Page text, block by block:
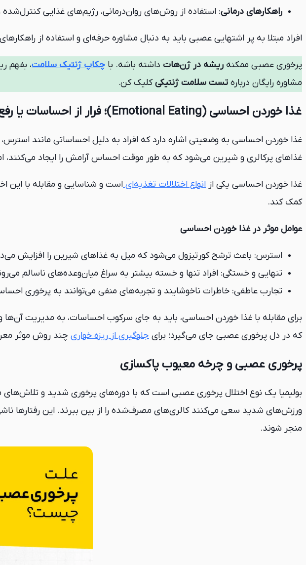
راهکارهای درمانی: استفاده از روش‌های روان‌درمانی، رژیم‌های غذایی
افراد مبتلا به پر اشتهایی عصبی باید به دنبال مشاوره حرفه‌ای و استفاده از
پرخوری عصبی ممکنه ریشه در ژن‌هات داشته باشه. با چکاپ ژنتیک سلامت، بفهم
مشاوره رایگان درباره تست سلامت ژنتیکیکلیک کن.
غذا خوردن احساسی (Emotional Eating)؛ فرار از احساسات یا رفع گرسنگی؟
غذا خوردن احساسی به وضعیتی اشاره دارد که افراد به دلیل احساساتی مانند
غذاهای پرکالری و شیرین می‌شود که به طور موقت احساس آرامش را ایجاد می‌کنند،
غذا خوردن احساسی یکی از انواع اختلالات تغذیه‌ایاست و شناسایی و مقابله با این
کمک کند.
عوامل موثر در غذا خوردن احساسی
استرس: باعث ترشح کورتیزول می‌شود که میل به غذاهای شیرین را افزایش
تنهایی و خستگی: افراد تنها و خسته بیشتر به سراغ میان‌وعده‌های ناسالم
تجارب عاطفی: خاطرات ناخوشایند و تجربه‌های منفی می‌توانند به پرخوری
برای مقابله با غذا خوردن احساسی، باید به جای سرکوب احساسات، به مدیریت
که در دل پرخوری عصبی جای می‌گیرد؛ برای جلوگیری از ریزه خواری چند روش موثر
پرخوری عصبی و چرخه معیوب پاکسازی
بولیمیا یک نوع اختلال پرخوری عصبی است که با دوره‌های پرخوری شدید و تلاش‌های
ورزش‌های شدید سعی می‌کنند کالری‌های مصرف‌شده را از بین ببرند. این رفتارها
منجر شوند.